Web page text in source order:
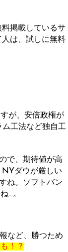
掲載しているサ
は、試しに無料
が、安倍政権が
工法など独自工
で、期待値が高
NYダウが厳しい
ね。ソフトバン
…。
など、勝つため
！？